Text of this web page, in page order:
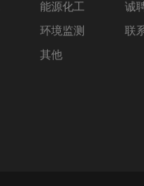
能源化工
环境监测
其他
诚
联